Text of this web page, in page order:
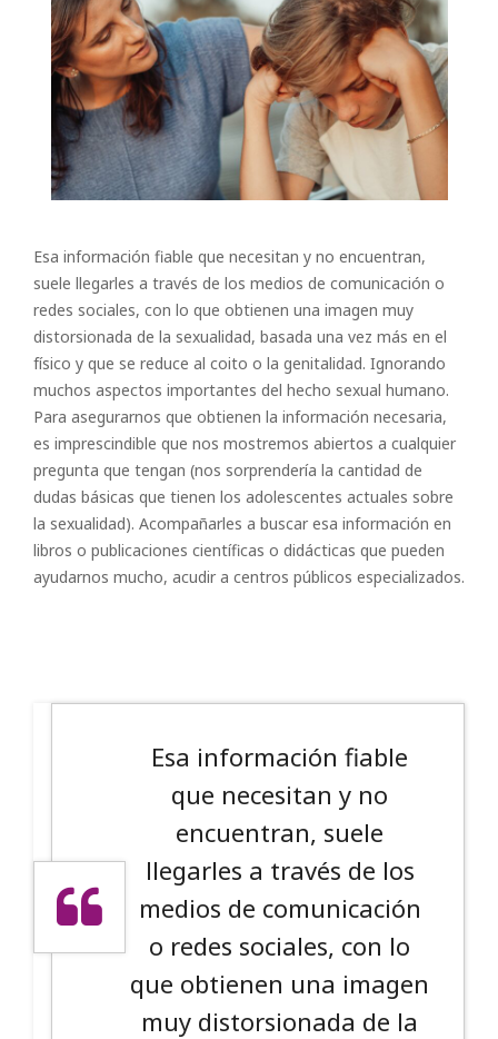
Esa información fiable que necesitan y no encuentran,
suele llegarles a través de los medios de comunicación o
redes sociales, con lo que obtienen una imagen muy
distorsionada de la sexualidad, basada una vez más en el
físico y que se reduce al coito o la genitalidad. Ignorando
muchos aspectos importantes del hecho sexual humano.
Para asegurarnos que obtienen la información necesaria,
es imprescindible que nos mostremos abiertos a cualquier
pregunta que tengan (nos sorprendería la cantidad de
dudas básicas que tienen los adolescentes actuales sobre
la sexualidad). Acompañarles a buscar esa información en
libros o publicaciones científicas o didácticas que pueden
ayudarnos mucho, acudir a centros públicos especializados.
Esa información fiable
que necesitan y no
encuentran, suele
llegarles a través de los
medios de comunicación
o redes sociales, con lo
que obtienen una imagen
muy distorsionada de la